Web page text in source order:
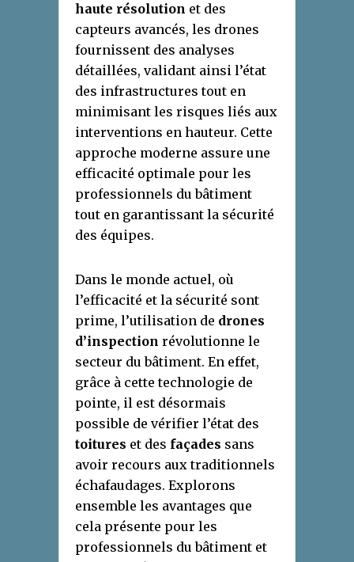
haute résolution et des
capteurs avancés, les drones
fournissent des analyses
détaillées, validant ainsi l’état
des infrastructures tout en
minimisant les risques liés aux
interventions en hauteur. Cette
approche moderne assure une
efficacité optimale pour les
professionnels du bâtiment
tout en garantissant la sécurité
des équipes.
Dans le monde actuel, où
l’efficacité et la sécurité sont
prime, l’utilisation de drones
d’inspection révolutionne le
secteur du bâtiment. En effet,
grâce à cette technologie de
pointe, il est désormais
possible de vérifier l’état des
toitures et des façades sans
avoir recours aux traditionnels
échafaudages. Explorons
ensemble les avantages que
cela présente pour les
professionnels du bâtiment et